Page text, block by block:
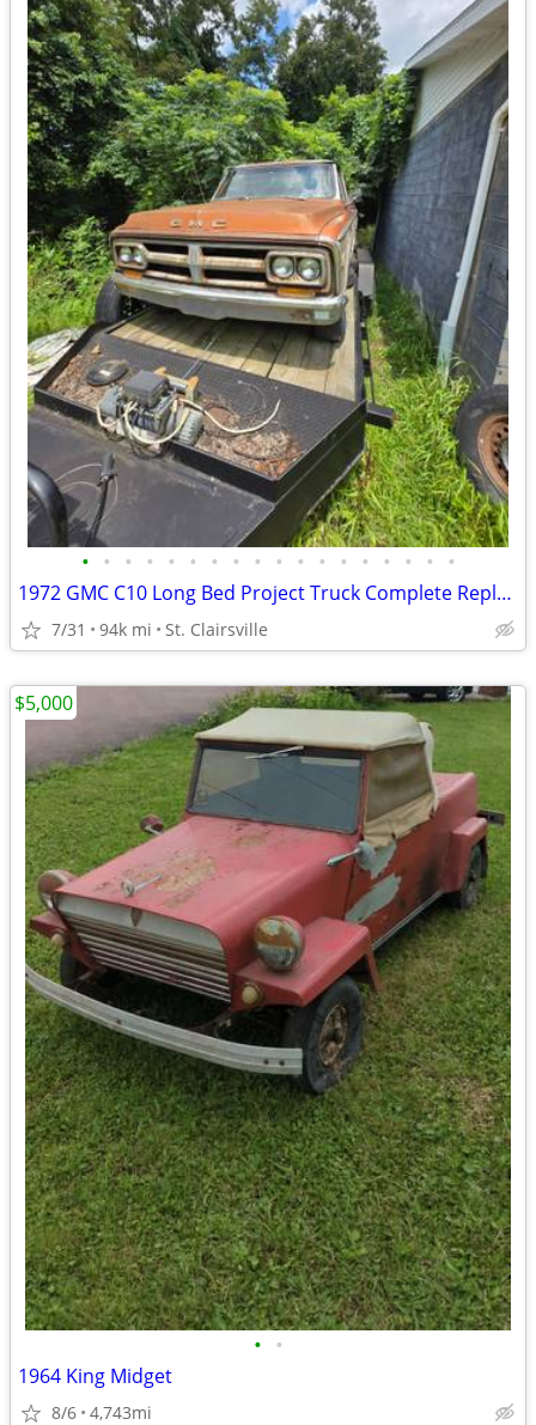
• • • • • • • • • • • • • • • • • •
1972 GMC C10 Long Bed Project Truck Complete Replacement Cab Included
7/31 94k mi St. Clairsville
• •
1964 King Midget
8/6 4,743mi
$5,000